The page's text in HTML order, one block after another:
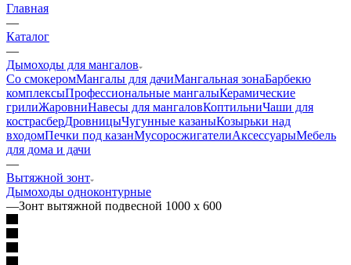
Главная
—
Каталог
—
Дымоходы для мангалов
Со смокеромМангалы для дачиМангальная зонаБарбекю
комплексыПрофессиональные мангалыКерамические
грилиЖаровниНавесы для мангаловКоптильниЧаши для
кострасберДровницыЧугунные казаныКозырьки над
входомПечки под казанМусоросжигателиАксессуарыМебель
для дома и дачи
—
Вытяжной зонт
Дымоходы одноконтурные
—Зонт вытяжной подвесной 1000 х 600